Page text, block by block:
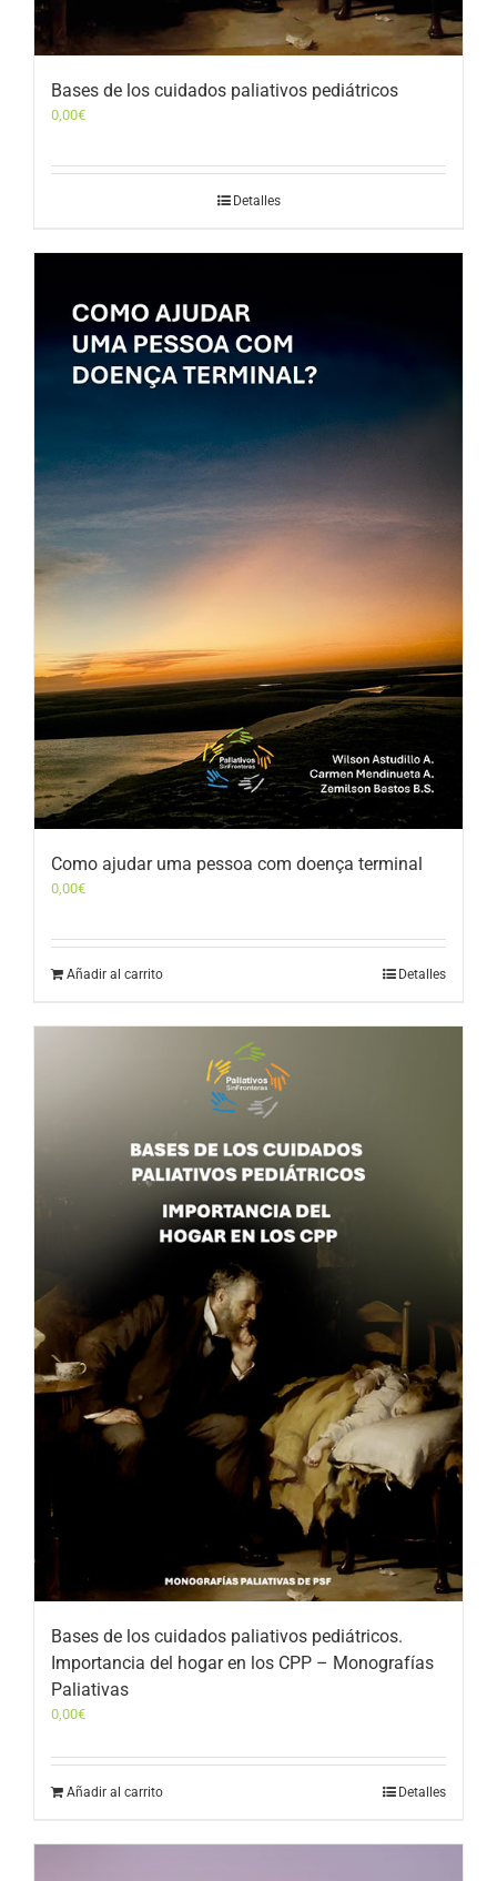
Bases de los cuidados paliativos pediátricos
0,00€
Detalles
Como ajudar uma pessoa com doença terminal
0,00€
Añadir al carrito Detalles
Bases de los cuidados paliativos pediátricos.
Importancia del hogar en los CPP – Monografías
Paliativas
0,00€
Añadir al carrito Detalles